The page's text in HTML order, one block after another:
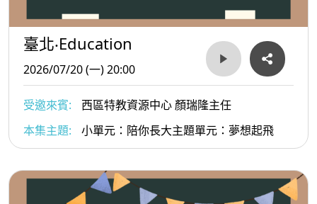
臺北‧Education
2026/07/20 (一) 20:00
受邀來賓:
西區特教資源中心 顏瑞隆主任
本集主題:
小單元：陪你長大主題單元：夢想起飛